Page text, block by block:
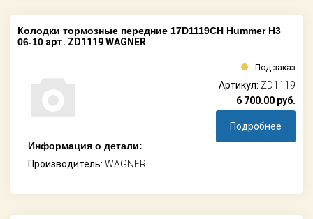
Колодки тормозные передние 17D1119CH Hummer H3
06-10 арт. ZD1119 WAGNER
Информация о детали:
Производитель: WAGNER
Под заказ
Артикул: ZD1119
6 700.00 руб.
Подробнее